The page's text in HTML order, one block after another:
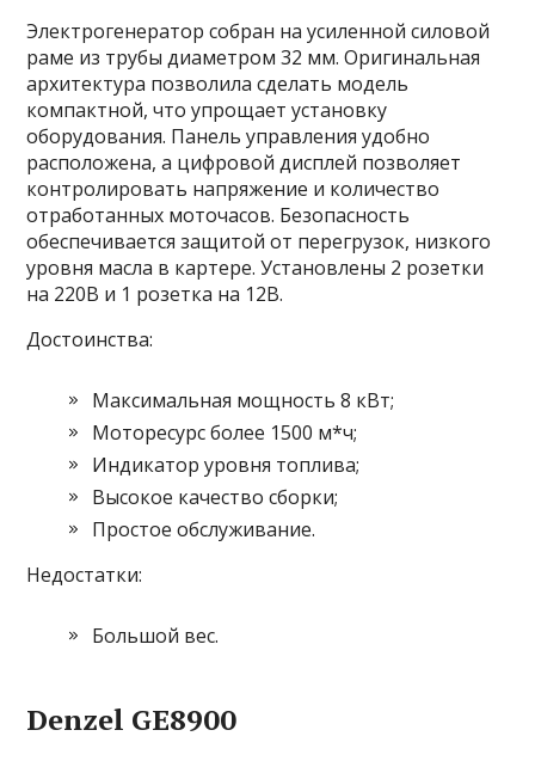
Электрогенератор собран на усиленной силовой
раме из трубы диаметром 32 мм. Оригинальная
архитектура позволила сделать модель
компактной, что упрощает установку
оборудования. Панель управления удобно
расположена, а цифровой дисплей позволяет
контролировать напряжение и количество
отработанных моточасов. Безопасность
обеспечивается защитой от перегрузок, низкого
уровня масла в картере. Установлены 2 розетки
на 220В и 1 розетка на 12В.
Достоинства:
Максимальная мощность 8 кВт;
Моторесурс более 1500 м*ч;
Индикатор уровня топлива;
Высокое качество сборки;
Простое обслуживание.
Недостатки:
Большой вес.
Denzel GE8900